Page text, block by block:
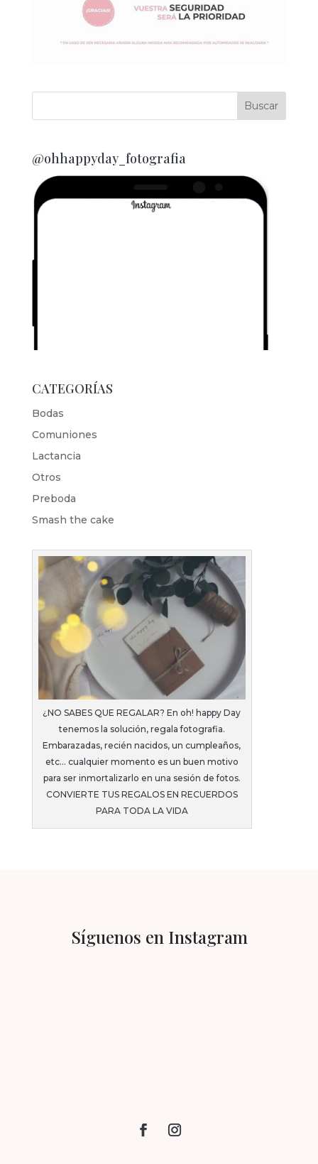
@ohhappyday_fotografia
CATEGORÍAS
Bodas
Comuniones
Lactancia
Otros
Preboda
Smash the cake
¿NO SABES QUE REGALAR? En oh! happy Day
tenemos la solución, regala fotografia.
Embarazadas, recién nacidos, un cumpleaños,
etc… cualquier momento es un buen motivo
para ser inmortalizarlo en una sesión de fotos.
CONVIERTE TUS REGALOS EN RECUERDOS
PARA TODA LA VIDA
Síguenos en Instagram